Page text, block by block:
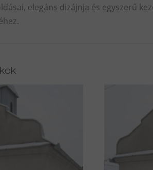
elegáns dizájnja és egyszerű